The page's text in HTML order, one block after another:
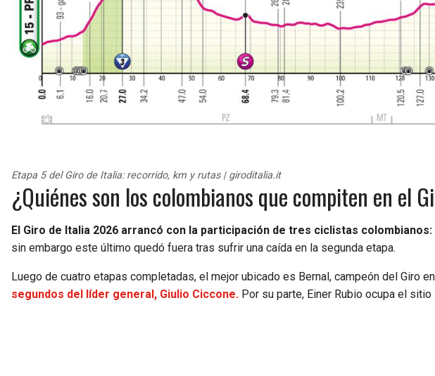
Etapa 5 del Giro de Italia: recorrido, km y rutas | giroditalia.it
¿Quiénes son los colombianos que compiten en el
El Giro de Italia 2026 arrancó con la participación de tres ciclistas colombianos:
sin embargo este último quedó fuera tras sufrir una caída en la segunda etapa.
Luego de cuatro etapas completadas, el mejor ubicado es Bernal, campeón del Giro
segundos del líder general, Giulio Ciccone. Por su parte, Einer Rubio ocupa el